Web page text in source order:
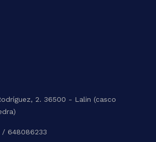
2. 36500 - Lalin (casco
/ 648086233